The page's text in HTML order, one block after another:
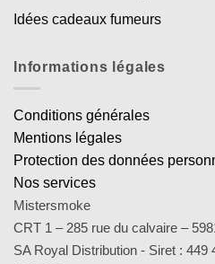
Idées cadeaux fumeurs
Informations légales
Conditions générales
Mentions légales
Protection des données
Nos services
Mistersmoke
CRT 1 – 285 rue du calvaire –
SA Royal Distribution - Siret : 449